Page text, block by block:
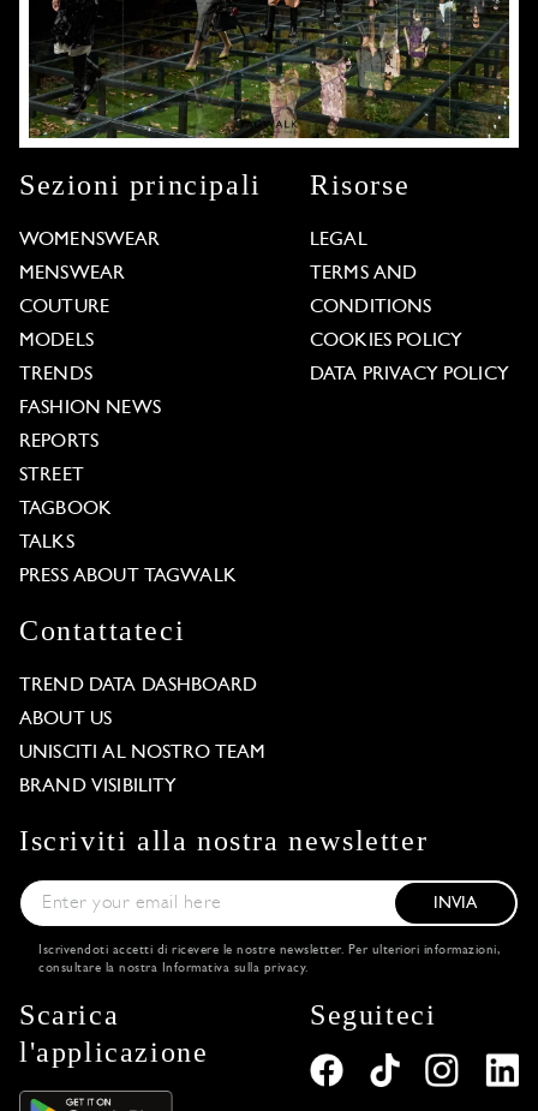
Sezioni principali
WOMENSWEAR
MENSWEAR
COUTURE
MODELS
TRENDS
FASHION NEWS
REPORTS
STREET
TAGBOOK
TALKS
PRESS ABOUT TAGWALK
Risorse
LEGAL
TERMS AND
CONDITIONS
COOKIES POLICY
DATA PRIVACY POLICY
Contattateci
TREND DATA DASHBOARD
ABOUT US
UNISCITI AL NOSTRO TEAM
BRAND VISIBILITY
Iscriviti alla nostra newsletter
INVIA
Iscrivendoti accetti di ricevere le nostre newsletter. Per ulteriori informazioni,
consultare la nostra
Informativa sulla privacy.
Scarica
l'applicazione
Seguiteci